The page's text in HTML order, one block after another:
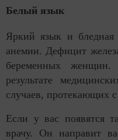
Белый язык
Яркий язык и
анемии. Дефицит
беременных
результате
случаев, протекающих
Если у вас появятся
врачу. Он направит